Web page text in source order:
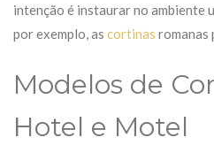
intenção é instaurar no ambiente
por exemplo, as cortinas romanas
Modelos de
Hotel e Motel